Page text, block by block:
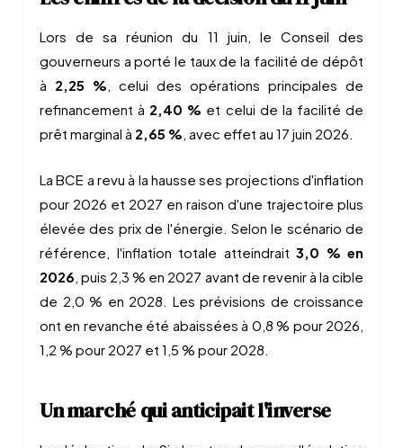
Lors de sa réunion du 11 juin, le Conseil des
gouverneurs a porté le taux de la facilité de dépôt
à 2,25 %, celui des opérations principales de
refinancement à 2,40 % et celui de la facilité de
prêt marginal à 2,65 %, avec effet au 17 juin 2026.
La BCE a revu à la hausse ses projections d'inflation
pour 2026 et 2027 en raison d'une trajectoire plus
élevée des prix de l'énergie. Selon le scénario de
référence, l'inflation totale atteindrait 3,0 % en
2026, puis 2,3 % en 2027 avant de revenir à la cible
de 2,0 % en 2028. Les prévisions de croissance
ont en revanche été abaissées à 0,8 % pour 2026,
1,2 % pour 2027 et 1,5 % pour 2028.
Un marché qui anticipait l'inverse